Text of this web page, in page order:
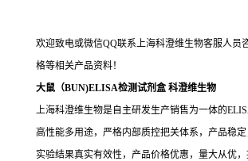
欢迎致电或微信QQ联系上海科澄维生物客服人员
格等相关产品资料！
大鼠（BUN)ELISA检测试剂盒科澄维生物
上海科澄维生物是自主研发生产销售为一体的
高性能多用途，严格内部质控把关体系，产品稳
实验结果真实有效性，产品价格优惠，量大从优